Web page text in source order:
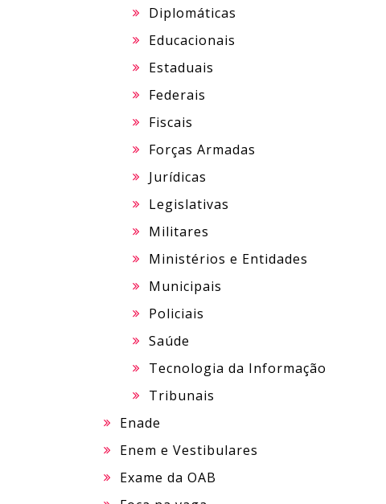
Diplomáticas
Educacionais
Estaduais
Federais
Fiscais
Forças Armadas
Jurídicas
Legislativas
Militares
Ministérios e Entidades
Municipais
Policiais
Saúde
Tecnologia da Informação
Tribunais
Enade
Enem e Vestibulares
Exame da OAB